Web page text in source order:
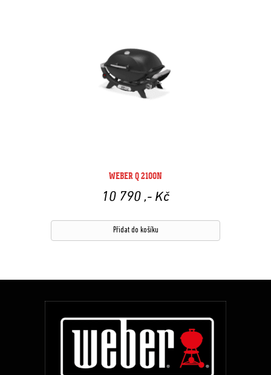
WEBER Q 2100N
10 790 ,- Kč
Přidat do košíku